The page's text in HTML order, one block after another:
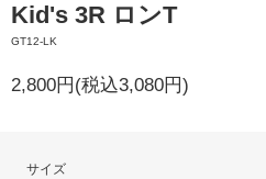
Kid's 3R ロンT
GT12-LK
2,800円(税込3,080円)
サイズ